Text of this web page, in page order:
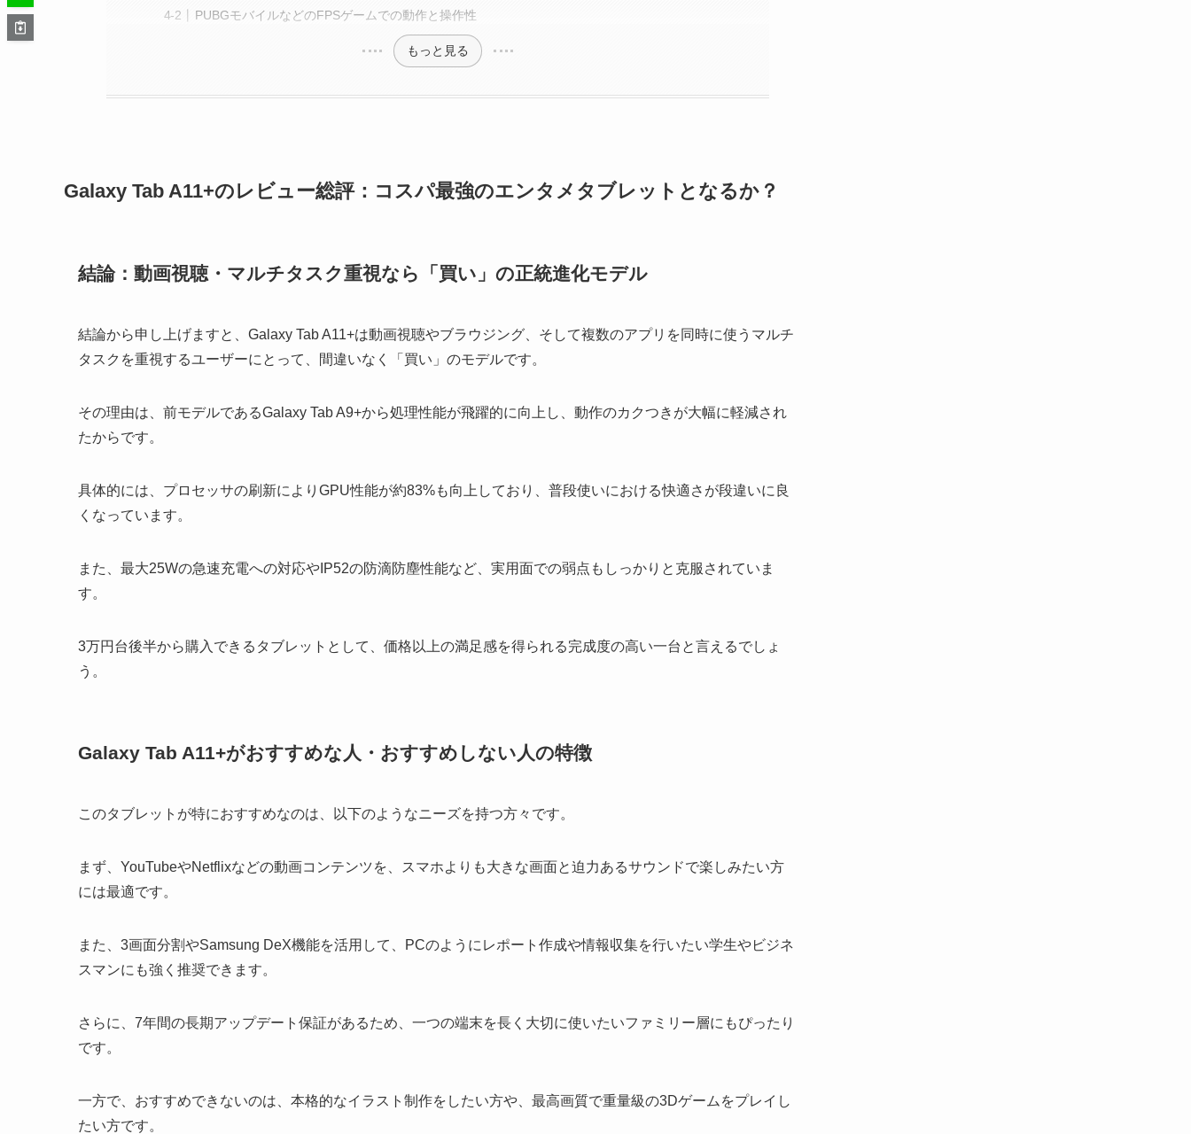
PUBGモバイルなどのFPSゲームでの動作と操作性
もっと見る
Galaxy Tab A11+のレビュー総評：コスパ最強のエンタメタブレットとなるか？
結論：動画視聴・マルチタスク重視なら「買い」の正統進化モデル
結論から申し上げますと、Galaxy Tab A11+は動画視聴やブラウジング、そして複数のアプリを同時に使うマルチ
タスクを重視するユーザーにとって、間違いなく「買い」のモデルです。
その理由は、前モデルであるGalaxy Tab A9+から処理性能が飛躍的に向上し、動作のカクつきが大幅に軽減され
たからです。
具体的には、プロセッサの刷新によりGPU性能が約83%も向上しており、普段使いにおける快適さが段違いに良
くなっています。
また、最大25Wの急速充電への対応やIP52の防滴防塵性能など、実用面での弱点もしっかりと克服されていま
す。
3万円台後半から購入できるタブレットとして、価格以上の満足感を得られる完成度の高い一台と言えるでしょ
う。
Galaxy Tab A11+がおすすめな人・おすすめしない人の特徴
このタブレットが特におすすめなのは、以下のようなニーズを持つ方々です。
まず、YouTubeやNetflixなどの動画コンテンツを、スマホよりも大きな画面と迫力あるサウンドで楽しみたい方
には最適です。
また、3画面分割やSamsung DeX機能を活用して、PCのようにレポート作成や情報収集を行いたい学生やビジネ
スマンにも強く推奨できます。
さらに、7年間の長期アップデート保証があるため、一つの端末を長く大切に使いたいファミリー層にもぴったり
です。
一方で、おすすめできないのは、本格的なイラスト制作をしたい方や、最高画質で重量級の3Dゲームをプレイし
たい方です。